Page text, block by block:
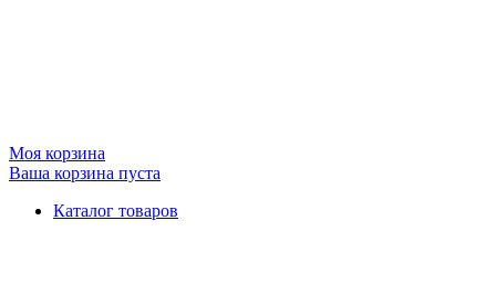
Моя корзина
Ваша корзина пуста
Каталог товаров